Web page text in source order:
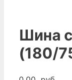
Шина
(180/